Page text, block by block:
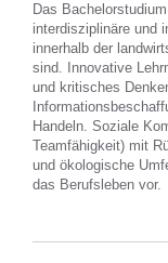
Das
interdisziplinäre und
innerhalb der
sind. Innovative
und kritisches
Handeln. Soziale
Teamfähigkeit) mit
und ökologische
das Berufsleben vor.